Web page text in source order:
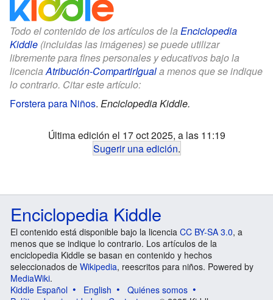
Todo el contenido de los artículos de la Enciclopedia
Kiddle (incluidas las imágenes) se puede utilizar
libremente para fines personales y educativos bajo la
licenciaAtribución-CompartirIguala menos que se indique
lo contrario. Citar este artículo:
Forstera para Niños. Enciclopedia Kiddle.
Última edición el 17 oct 2025, a las 11:19
Sugerir una edición.
Enciclopedia Kiddle
El contenido está disponible bajo la licencia CC BY-SA 3.0, a
menos que se indique lo contrario. Los artículos de la
enciclopedia Kiddle se basan en contenido y hechos
seleccionados de Wikipedia, reescritos para niños. Powered by
MediaWiki.
Kiddle Español
English
Quiénes somos